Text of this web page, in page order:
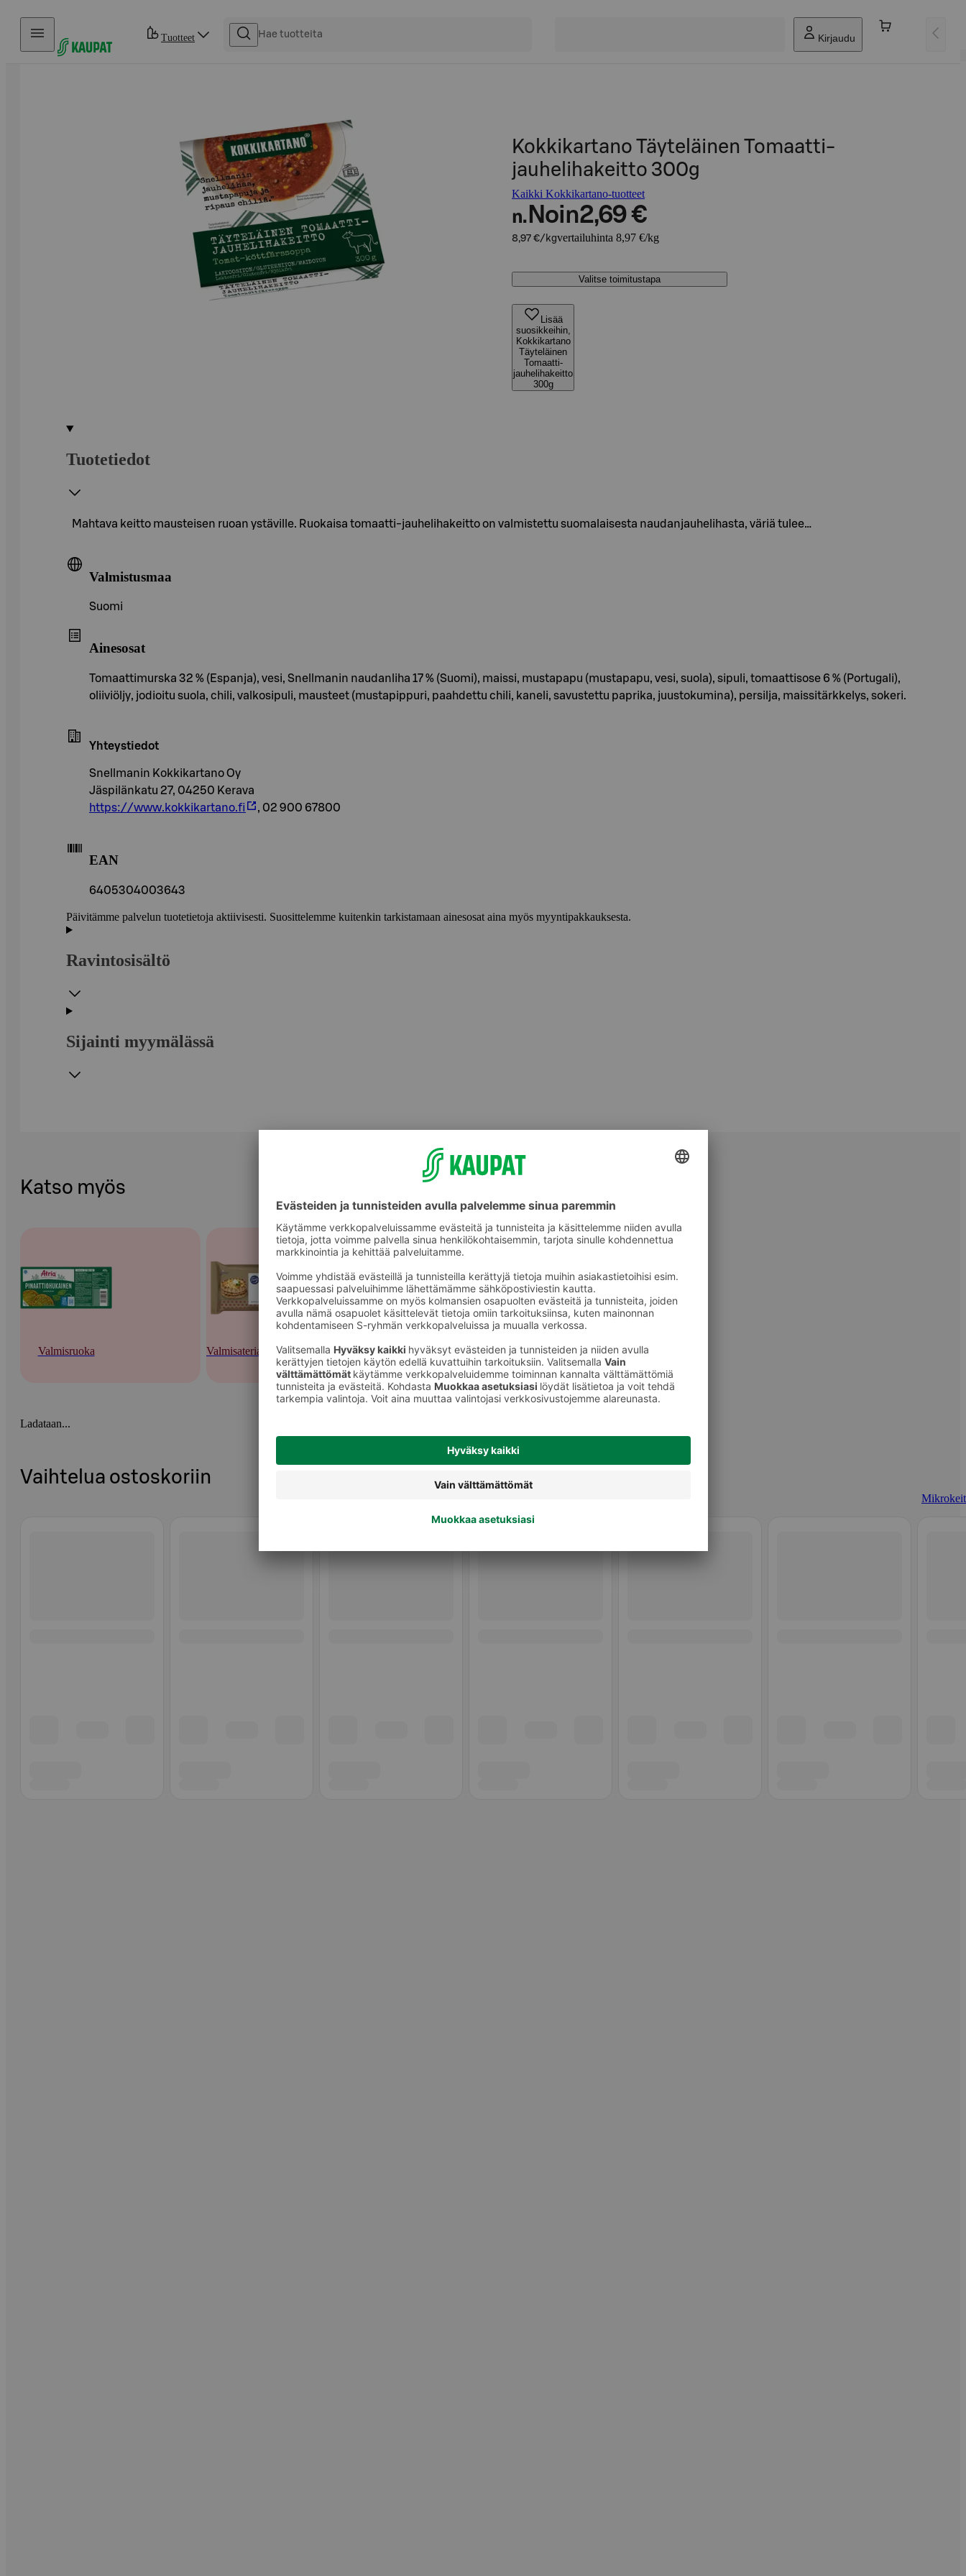
Hyppää sisältöön
Tuotteet Kirjaudu
Kokkikartano Täyteläinen Tomaatti-
jauhelihakeitto 300g
Kaikki Kokkikartano-tuotteet
n. Noin2,69 €
8,97 €/kgvertailuhinta 8,97 €/kg
Valitse toimitustapa
Lisää
suosikkeihin,
Kokkikartano
Täyteläinen
Tomaatti-
jauhelihakeitto
300g
Tuotetiedot
Mahtava keitto mausteisen ruoan ystäville. Ruokaisa tomaatti-jauhelihakeitto on valmistettu suomalaisesta naudanjauhelihasta, väriä tulee…
Valmistusmaa
Suomi
Ainesosat
Tomaattimurska 32 % (Espanja), vesi, Snellmanin naudanliha 17 % (Suomi), maissi, mustapapu (mustapapu, vesi, suola), sipuli, tomaattisose 6 % (Portugali),
oliiviöljy, jodioitu suola, chili, valkosipuli, mausteet (mustapippuri, paahdettu chili, kaneli, savustettu paprika, juustokumina), persilja, maissitärkkelys, sokeri.
Yhteystiedot
Snellmanin Kokkikartano Oy
Jäspilänkatu 27, 04250 Kerava
https://www.kokkikartano.fi
, 02 900 67800
EAN
6405304003643
Päivitämme palvelun tuotetietoja aktiivisesti. Suosittelemme kuitenkin tarkistamaan ainesosat aina myös myyntipakkauksesta.
Ravintosisältö
Sijainti myymälässä
Katso myös
Valmisruoka Valmisateriat ja -keitot Mikrokeitot
Ladataan...
Vaihtelua ostoskoriin